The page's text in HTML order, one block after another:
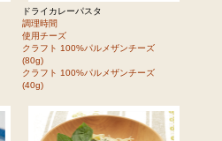
ドライカレーパスタ
調理時間
使用チーズ
クラフト 100%パルメザンチーズ
(80g)
クラフト 100%パルメザンチーズ
(40g)